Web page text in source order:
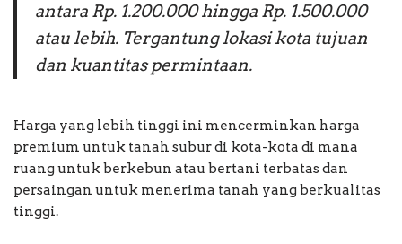
antara Rp. 1.200.000 hingga Rp. 1.500.000
atau lebih. Tergantung lokasi kota tujuan
dan kuantitas permintaan.
Harga yang lebih tinggi ini mencerminkan harga
premium untuk tanah subur di kota-kota di mana
ruang untuk berkebun atau bertani terbatas dan
persaingan untuk menerima tanah yang berkualitas
tinggi.